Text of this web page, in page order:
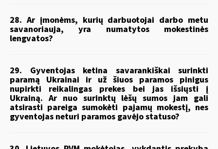
28. Ar įmonėms, kurių darbuotojai darbo metu
savanoriauja, yra numatytos mokestinės
lengvatos?
29. Gyventojas ketina savarankiškai surinkti
paramą Ukrainai ir už šiuos paramos pinigus
nupirkti reikalingas prekes bei jas išsiųsti į
Ukrainą. Ar nuo surinktų lėšų sumos jam gali
atsirasti pareiga sumokėti pajamų mokestį, nes
gyventojas neturi paramos gavėjo statuso?